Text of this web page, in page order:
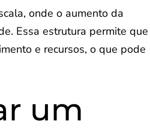
onde o aumento da
Essa estrutura permite
e recursos, o que pode
um